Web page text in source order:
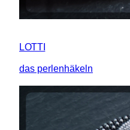
LOTTI
das perlenhäkeln